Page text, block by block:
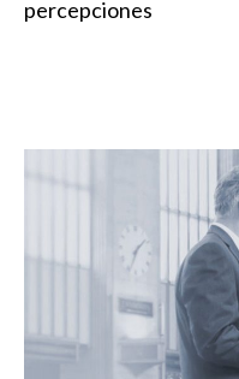
percepciones